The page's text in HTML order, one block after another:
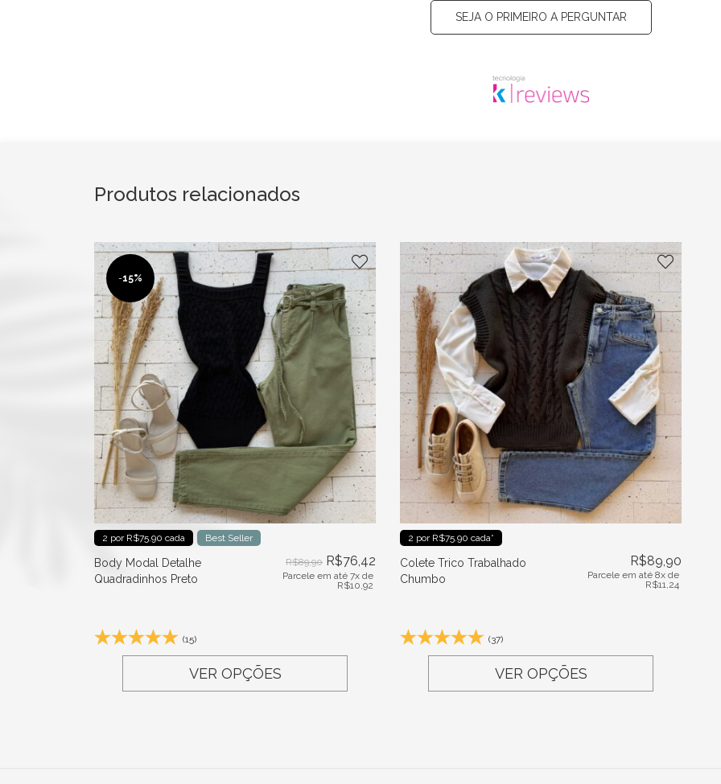
SEJA O PRIMEIRO A PERGUNTAR
Produtos relacionados
-15%
2 por R$75.90 cada Best Seller
Body Modal Detalhe
Quadradinhos Preto
R$89,90 R$76,42
Parcele em até 7x de
R$10,92
(15)
VER OPÇÕES
2 por R$75.90 cada*
Colete Trico Trabalhado
Chumbo
R$89,90
Parcele em até 8x de
R$11,24
(37)
VER OPÇÕES